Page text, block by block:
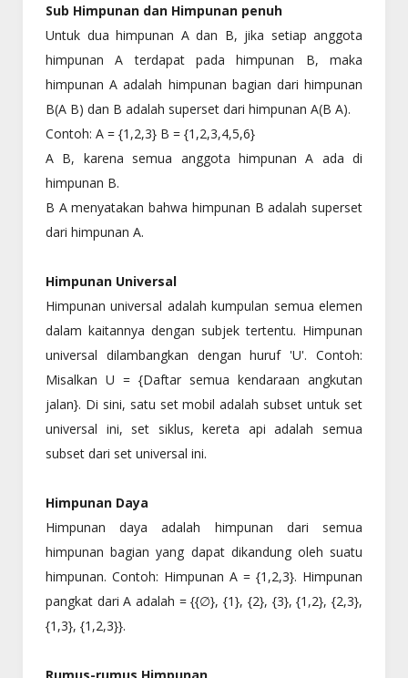
Sub Himpunan dan Himpunan penuh
Untuk dua himpunan A dan B, jika setiap anggota
himpunan A terdapat pada himpunan B, maka
himpunan A adalah himpunan bagian dari himpunan
B(A B) dan B adalah superset dari himpunan A(B A).
Contoh: A = {1,2,3} B = {1,2,3,4,5,6}
A B, karena semua anggota himpunan A ada di
himpunan B.
B A menyatakan bahwa himpunan B adalah superset
dari himpunan A.
Himpunan Universal
Himpunan universal adalah kumpulan semua elemen
dalam kaitannya dengan subjek tertentu. Himpunan
universal dilambangkan dengan huruf 'U'. Contoh:
Misalkan U = {Daftar semua kendaraan angkutan
jalan}. Di sini, satu set mobil adalah subset untuk set
universal ini, set siklus, kereta api adalah semua
subset dari set universal ini.
Himpunan Daya
Himpunan daya adalah himpunan dari semua
himpunan bagian yang dapat dikandung oleh suatu
himpunan. Contoh: Himpunan A = {1,2,3}. Himpunan
pangkat dari A adalah = {{∅}, {1}, {2}, {3}, {1,2}, {2,3},
{1,3}, {1,2,3}}.
Rumus-rumus Himpunan